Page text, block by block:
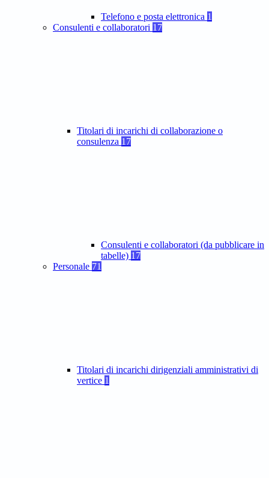
Telefono e posta elettronica 1
Consulenti e collaboratori 17
Titolari di incarichi di collaborazione o
consulenza 17
Consulenti e collaboratori (da pubblicare in
tabelle) 17
Personale 71
Titolari di incarichi dirigenziali amministrativi di
vertice 1